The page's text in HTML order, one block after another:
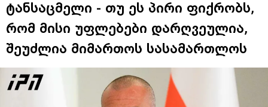
ტანსაცმელი - თუ ეს პირი ფიქრობს,
რომ მისი უფლებები დარღვეულია,
შეუძლია მიმართოს სასამართლოს